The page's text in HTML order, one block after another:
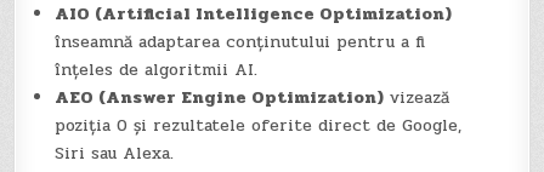
AIO (Artificial Intelligence Optimization)
înseamnă adaptarea conținutului pentru a fi
înțeles de algoritmii AI.
AEO (Answer Engine Optimization) vizează
poziția 0 și rezultatele oferite direct de Google,
Siri sau Alexa.